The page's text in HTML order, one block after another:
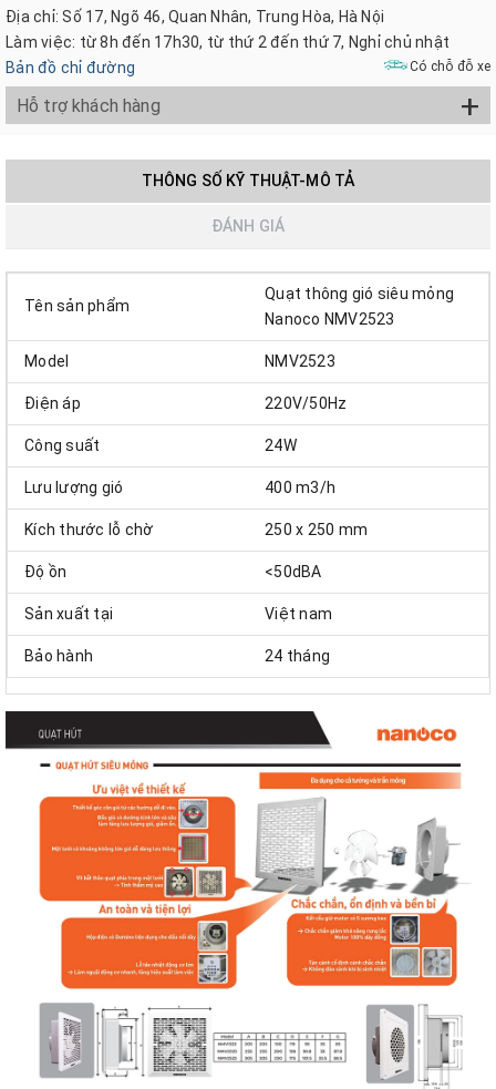
Địa chỉ: Số 17, Ngõ 46, Quan Nhân, Trung Hòa, Hà Nội
Làm việc: từ 8h đến 17h30, từ thứ 2 đến thứ 7, Nghỉ chủ nhật
Bản đồ chỉ đường
Có chỗ đỗ xe
Hỗ trợ khách hàng +
THÔNG SỐ KỸ THUẬT-MÔ TẢ
ĐÁNH GIÁ
Tên sản phẩm
Quạt thông gió siêu mỏng
Nanoco NMV2523
Model NMV2523
Điện áp 220V/50Hz
Công suất 24W
Lưu lượng gió 400 m3/h
Kích thước lỗ chờ 250 x 250 mm
Độ ồn <50dBA
Sản xuất tại Việt nam
Bảo hành 24 tháng